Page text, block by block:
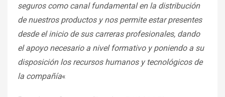
seguros como canal fundamental en la distribución
de nuestros productos y nos permite estar presentes
desde el inicio de sus carreras profesionales, dando
el apoyo necesario a nivel formativo y poniendo a su
disposición los recursos humanos y tecnológicos de
la compañía«